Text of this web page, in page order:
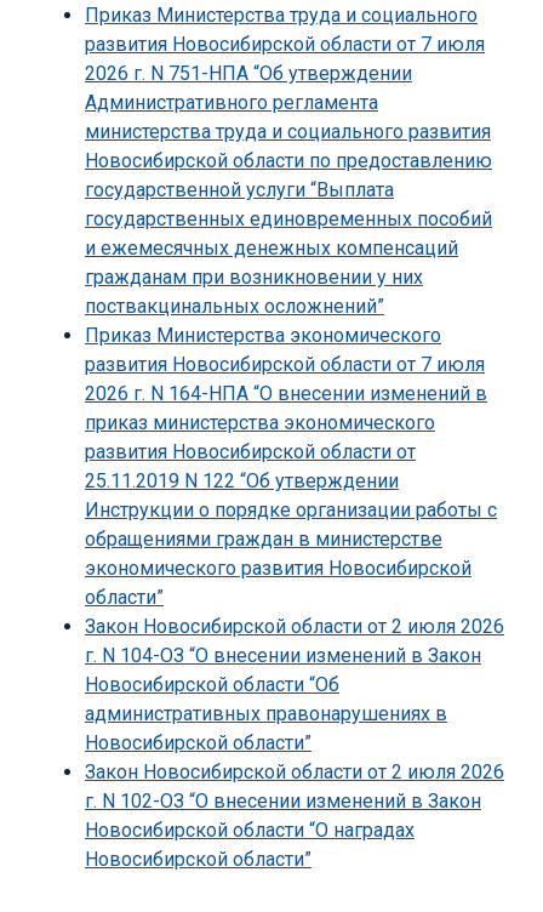
Приказ Министерства труда и социального
развития Новосибирской области от 7 июля
2026 г. N 751-НПА “Об утверждении
Административного регламента
министерства труда и социального развития
Новосибирской области по предоставлению
государственной услуги “Выплата
государственных единовременных пособий
и ежемесячных денежных компенсаций
гражданам при возникновении у них
поствакцинальных осложнений”
Приказ Министерства экономического
развития Новосибирской области от 7 июля
2026 г. N 164-НПА “О внесении изменений в
приказ министерства экономического
развития Новосибирской области от
25.11.2019 N 122 “Об утверждении
Инструкции о порядке организации работы с
обращениями граждан в министерстве
экономического развития Новосибирской
области”
Закон Новосибирской области от 2 июля 2026
г. N 104-ОЗ “О внесении изменений в Закон
Новосибирской области “Об
административных правонарушениях в
Новосибирской области”
Закон Новосибирской области от 2 июля 2026
г. N 102-ОЗ “О внесении изменений в Закон
Новосибирской области “О наградах
Новосибирской области”